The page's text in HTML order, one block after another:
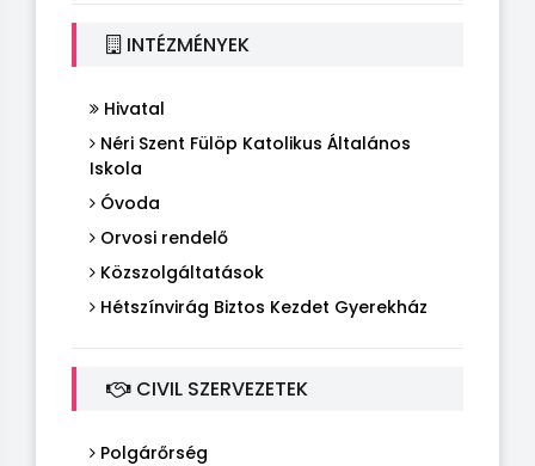
INTÉZMÉNYEK
Hivatal
Néri Szent Fülöp Katolikus Általános
Iskola
Óvoda
Orvosi rendelő
Közszolgáltatások
Hétszínvirág Biztos Kezdet Gyerekház
CIVIL SZERVEZETEK
Polgárőrség